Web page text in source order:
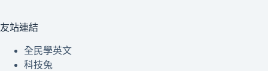
友站連結
全民學英文
科技兔